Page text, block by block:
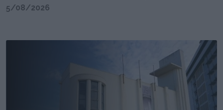
5/08/2026